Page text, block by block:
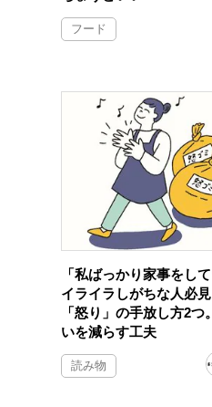
フード
「私ばっかり家事をし
イライラしがちな人必
「怒り」の手放し方2
いを減らす工夫
読み物